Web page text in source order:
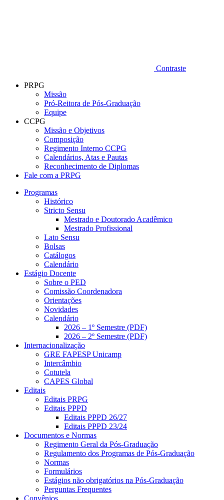
Contraste
PRPG
Missão
Pró-Reitora de Pós-Graduação
Equipe
CCPG
Missão e Objetivos
Composição
Regimento Interno CCPG
Calendários, Atas e Pautas
Reconhecimento de Diplomas
Fale com a PRPG
Programas
Histórico
Stricto Sensu
Mestrado e Doutorado Acadêmico
Mestrado Profissional
Lato Sensu
Bolsas
Catálogos
Calendário
Estágio Docente
Sobre o PED
Comissão Coordenadora
Orientações
Novidades
Calendário
2026 – 1º Semestre (PDF)
2026 – 2º Semestre (PDF)
Internacionalização
GRE FAPESP Unicamp
Intercâmbio
Cotutela
CAPES Global
Editais
Editais PRPG
Editais PPPD
Editais PPPD 26/27
Editais PPPD 23/24
Documentos e Normas
Regimento Geral da Pós-Graduação
Regulamento dos Programas de Pós-Graduação
Normas
Formulários
Estágios não obrigatórios na Pós-Graduação
Perguntas Frequentes
Convênios